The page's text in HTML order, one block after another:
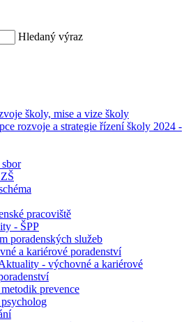
Hledaný výraz
školy, mise a vize školy
rozvoje a strategie řízení školy 2024 -
pracoviště
- ŠPP
poradenských služeb
a kariérové poradenství
- výchovné a kariérové
prevence